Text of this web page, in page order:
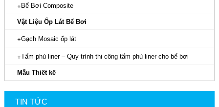
Bể Bơi Composite
Vật Liệu Ốp Lát Bể Bơi
Gạch Mosaic ốp lát
Tấm phủ liner – Quy trình thi công tấm phủ liner cho bể bơi
Mẫu Thiết kế
TIN TỨC